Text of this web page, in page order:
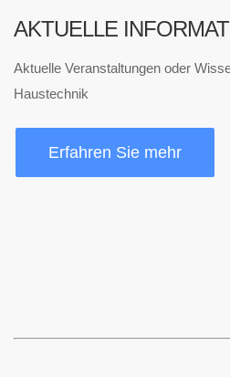
AKTUELLE
Aktuelle Veranstaltungen oder
Haustechnik
Erfahren Sie mehr